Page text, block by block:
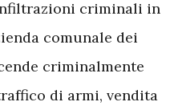
criminali in
comunale dei
criminalmente
di armi, vendita